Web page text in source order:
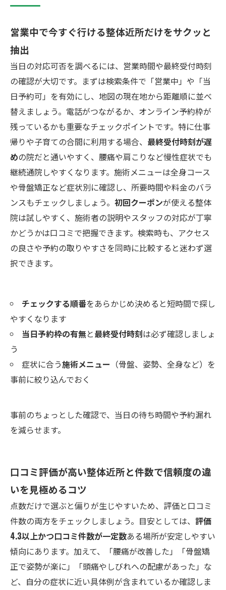
営業中で今すぐ行ける整体近所だけをサクッと
抽出
当日の対応可否を調べるには、営業時間や最終受付時刻
の確認が大切です。まずは検索条件で「営業中」や「当
日予約可」を有効にし、地図の現在地から距離順に並べ
替えましょう。電話がつながるか、オンライン予約枠が
残っているかも重要なチェックポイントです。特に仕事
帰りや子育ての合間に利用する場合、 最終受付時刻が遅
めの院だと通いやすく、腰痛や肩こりなど慢性症状でも
継続通院しやすくなります。施術メニューは全身コース
や骨盤矯正など症状別に確認し、所要時間や料金のバラ
ンスもチェックしましょう。 初回クーポンが使える整体
院は試しやすく、施術者の説明やスタッフの対応が丁寧
かどうかは口コミで把握できます。検索時も、アクセス
の良さや予約の取りやすさを同時に比較すると迷わず選
択できます。
チェックする順番をあらかじめ決めると短時間で探し
やすくなります
当日予約枠の有無と最終受付時刻は必ず確認しましょ
う
症状に合う施術メニュー （骨盤、姿勢、全身など）を
事前に絞り込んでおく
事前のちょっとした確認で、当日の待ち時間や予約漏れ
を減らせます。
口コミ評価が高い整体近所と件数で信頼度の違
いを見極めるコツ
点数だけで選ぶと偏りが生じやすいため、評価と口コミ
件数の両方をチェックしましょう。目安としては、 評価
4.3以上かつ口コミ件数が一定数ある場所が安定しやすい
傾向にあります。加えて、「腰痛が改善した」「骨盤矯
正で姿勢が楽に」「頭痛やしびれへの配慮があった」な
ど、自分の症状に近い具体例が含まれているか確認しま